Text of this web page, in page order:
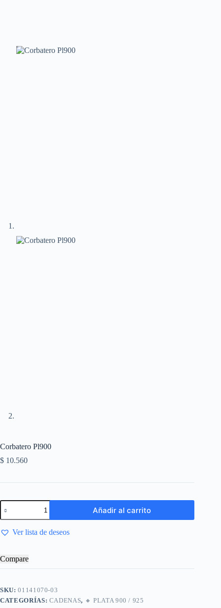
Corbatero Pl900
$ 10.560
Añadir al carrito
Ver lista de deseos
Compare
SKU:01141070-03
CATEGORÍAS: CADENAS, 🔸​ PLATA 900 / 925